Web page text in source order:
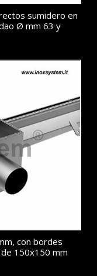
sumidero en
Ø mm 63 y
con bordes
150x150 mm